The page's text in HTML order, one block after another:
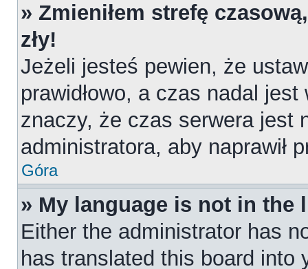
» Zmieniłem strefę
zły!
Jeżeli jesteś pewien, że
prawidłowo, a czas nadal
znaczy, że czas serwera jest
administratora, aby naprawił
Góra
» My language is not in the
Either the administrator has
has translated this board into